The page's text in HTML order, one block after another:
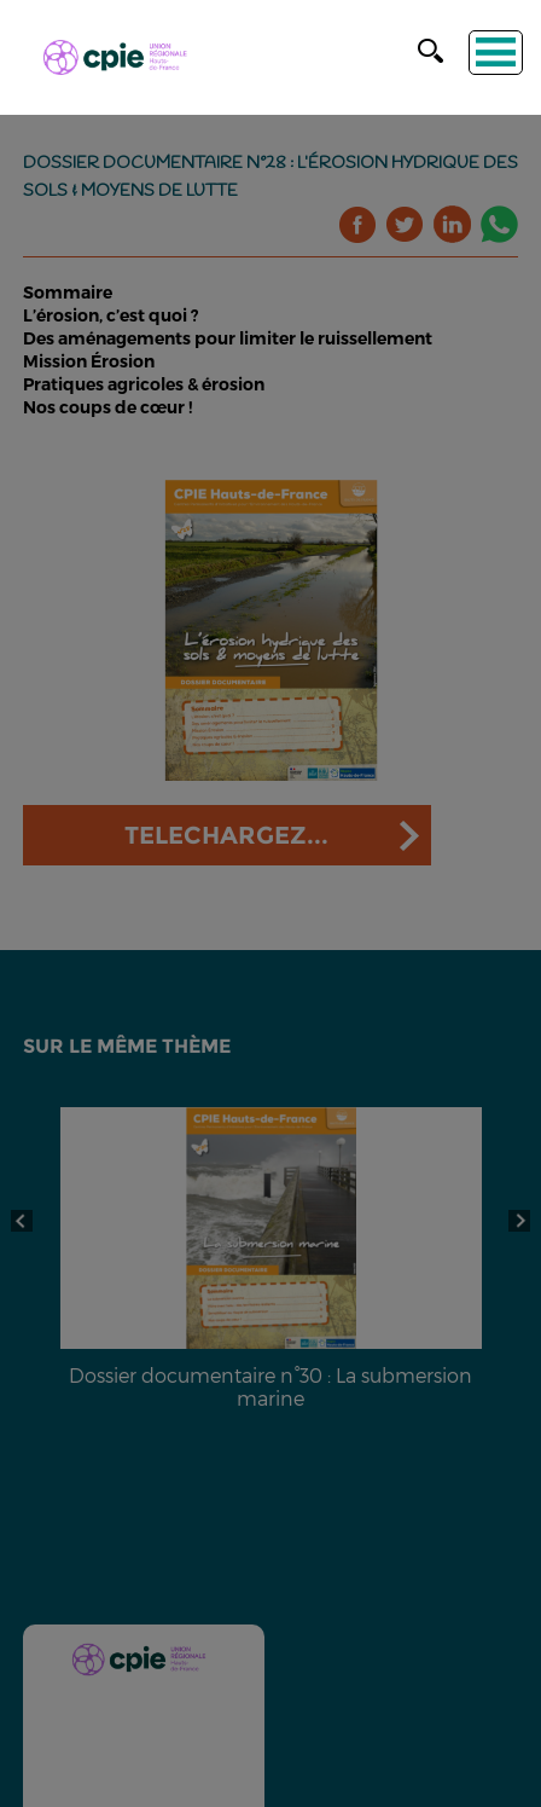
DOSSIER DOCUMENTAIRE N°28 : L’ÉROSION HYDRIQUE DES
SOLS & MOYENS DE LUTTE
Sommaire
L’érosion, c’est quoi ?
Des aménagements pour limiter le ruissellement
Mission Érosion
Pratiques agricoles & érosion
Nos coups de cœur !
TELECHARGEZ...
SUR LE MÊME THÈME
Dossier documentaire n°30 : La submersion
marine